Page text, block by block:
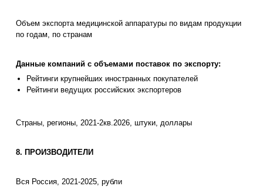
Объем экспорта медицинской аппаратуры по видам продукции
по годам, по странам
Данные компаний с объемами поставок по экспорту:
Рейтинги крупнейших иностранных покупателей
Рейтинги ведущих российских экспортеров
Страны, регионы, 2021-2кв.2026, штуки, доллары
8. ПРОИЗВОДИТЕЛИ
Вся Россия, 2021-2025, рубли